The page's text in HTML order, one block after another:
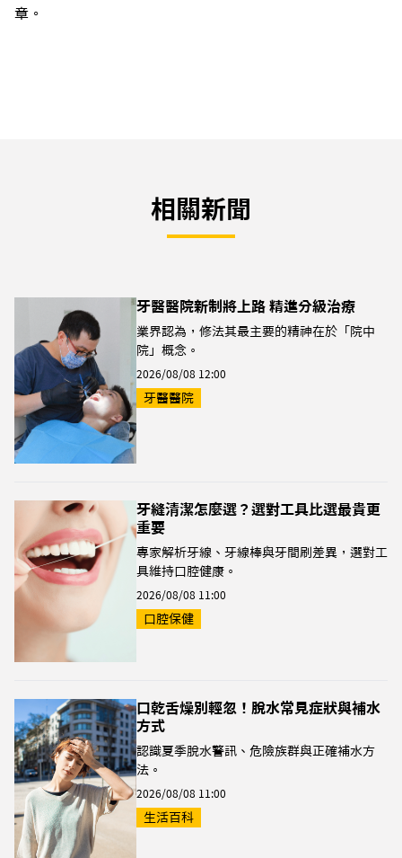
章。
相關新聞
牙醫醫院新制將上路 精進分級治療
業界認為，修法其最主要的精神在於「院中
院」概念。
2026/08/08 12:00
牙醫醫院
牙縫清潔怎麼選？選對工具比選最貴更
重要
專家解析牙線、牙線棒與牙間刷差異，選對工
具維持口腔健康。
2026/08/08 11:00
口腔保健
口乾舌燥別輕忽！脫水常見症狀與補水
方式
認識夏季脫水警訊、危險族群與正確補水方
法。
2026/08/08 11:00
生活百科